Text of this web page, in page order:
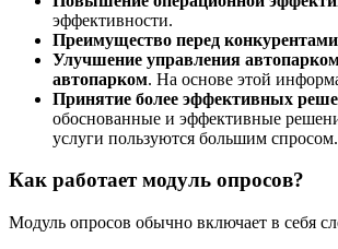
эффективности.
Преимущество перед
Улучшение управления
автопарком. На основе этой
Принятие более эффективных
обоснованные и эффективные
услуги пользуются большим спросом.
Как работает модуль опросов?
Модуль опросов обычно включает в себя